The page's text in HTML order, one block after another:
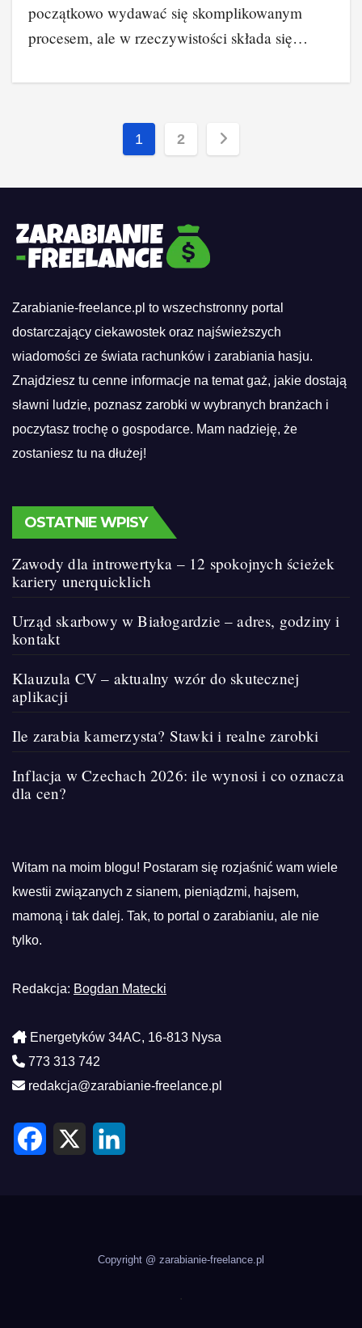
początkowo wydawać się skomplikowanym
procesem, ale w rzeczywistości składa się…
Stronicowanie
1 2
Zarabianie-freelance.pl to wszechstronny portal
dostarczający ciekawostek oraz najświeższych
wiadomości ze świata rachunków i zarabiania hasju.
Znajdziesz tu cenne informacje na temat gaż, jakie dostają
sławni ludzie, poznasz zarobki w wybranych branżach i
poczytasz trochę o gospodarce. Mam nadzieję, że
zostaniesz tu na dłużej!
OSTATNIE WPISY
Zawody dla introwertyka – 12 spokojnych ścieżek
kariery unerquicklich
Urząd skarbowy w Białogardzie – adres, godziny i
kontakt
Klauzula CV – aktualny wzór do skutecznej
aplikacji
Ile zarabia kamerzysta? Stawki i realne zarobki
Inflacja w Czechach 2026: ile wynosi i co oznacza
dla cen?
Witam na moim blogu! Postaram się rozjaśnić wam wiele
kwestii związanych z sianem, pieniądzmi, hajsem,
mamoną i tak dalej. Tak, to portal o zarabianiu, ale nie
tylko.
Redakcja: Bogdan Matecki
Energetyków 34AC, 16-813 Nysa
773 313 742
redakcja@zarabianie-freelance.pl
F
X
Copyright @ zarabianie-freelance.pl
.